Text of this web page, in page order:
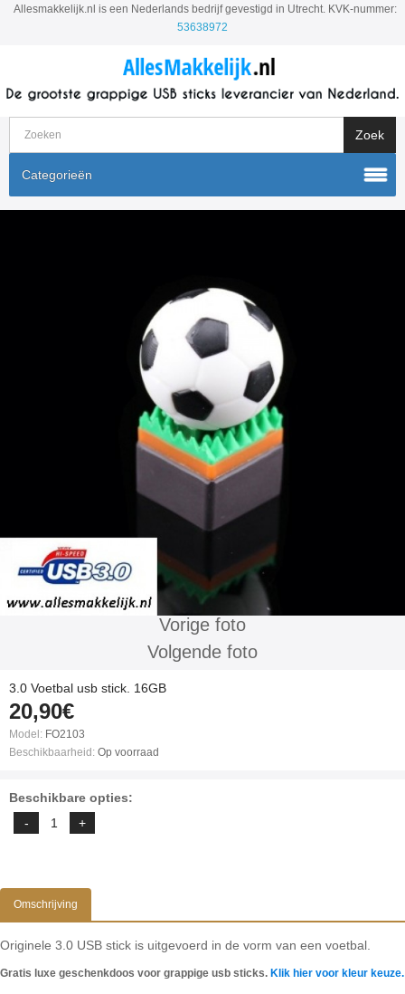
Allesmakkelijk.nl is een Nederlands bedrijf gevestigd in Utrecht. KVK-nummer:
53638972
Categorieën
Vorige foto
Volgende foto
3.0 Voetbal usb stick. 16GB
20,90€
Model: FO2103
Beschikbaarheid: Op voorraad
Beschikbare opties:
Omschrijving
Originele 3.0 USB stick is uitgevoerd in de vorm van een voetbal.
Gratis luxe geschenkdoos voor grappige usb sticks. Klik hier voor kleur keuze.